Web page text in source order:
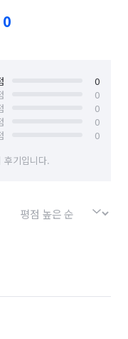
0
0
0
0
0
0
후기입니다.